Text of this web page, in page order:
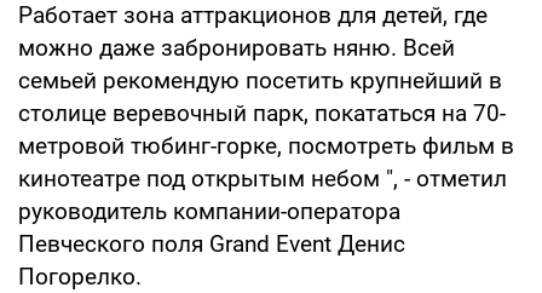
Работает зона аттракционов для детей, где
можно даже забронировать няню. Всей
семьей рекомендую посетить крупнейший в
столице веревочный парк, покататься на 70-
метровой тюбинг-горке, посмотреть фильм в
кинотеатре под открытым небом ", - отметил
руководитель компании-оператора
Певческого поля Grand Event Денис
Погорелко.